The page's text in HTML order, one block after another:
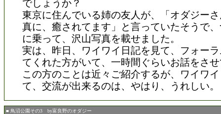
でしょうか？
東京に住んでいる姉の友人が、「オダジー
真に、癒されてます」と言っていたそうで
に乗って、沢山写真を載せました。
実は、昨日、ワイワイ日記を見て、フォー
てくれた方がいて、一時間ぐらいお話をさ
この方のことは近々ご紹介するが、ワイワ
て、交流が出来るのは、やはり、うれしい。
■ 鳥沼公園その3 by富良野のオダジー